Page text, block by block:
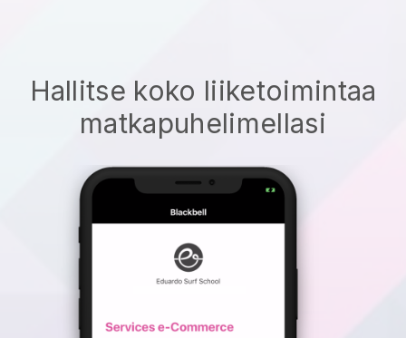
Hallitse koko liiketoimintaa
matkapuhelimellasi